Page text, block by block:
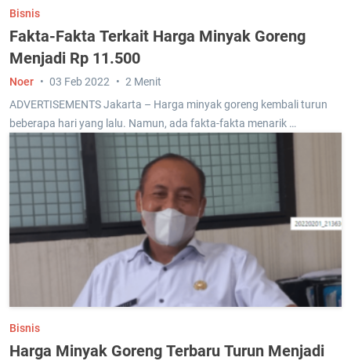
Bisnis
Fakta-Fakta Terkait Harga Minyak Goreng
Menjadi Rp 11.500
ADVERTISEMENTS Jakarta – Harga minyak goreng kembali turun
beberapa hari yang lalu. Namun, ada fakta-fakta menarik …
Noer 03 Feb 2022 2 Menit
Bisnis
Harga Minyak Goreng Terbaru Turun Menjadi